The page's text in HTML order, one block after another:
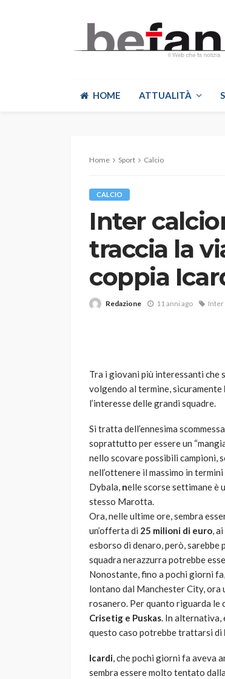
HOME ATTUALITÀ
Home Sport Calcio
CALCIO
Inter
traccia la
coppia
Redazione 11 anni ago Inter
Tra i giovani più interessanti che
volgendo al termine, sicuramente
l’interesse delle grandi squadre.
Si tratta dell’ennesima
soprattutto per essere un
nello scovare possibili campioni,
nell’ottenere il massimo in
Dybala, nelle scorse settimane è
stesso Marotta.
Ora, nelle ultime ore, sembra
un’offerta di 25 milioni di euro,
esborso di denaro, però,
squadra nerazzurra potrebbe
Nonostante, fino a pochi giorni
lontano dal Manchester City,
rosanero. Per quanto riguarda le
Crisetig e Puskas. In alternativa,
questo caso potrebbe trattarsi di
Icardi, che pochi giorni fa aveva
sembra essere molto tentato
VARIE
Robot
scegliere
god 1 anno